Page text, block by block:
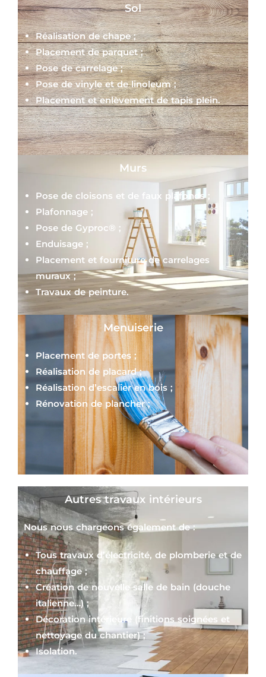
Sol
Réalisation de chape ;
Placement de parquet ;
Pose de carrelage ;
Pose de vinyle et de linoleum ;
Placement et enlèvement de tapis plein.
Murs
Pose de cloisons et de faux plafonds ;
Plafonnage ;
Pose de Gyproc® ;
Enduisage ;
Placement et fourniture de carrelages
muraux ;
Travaux de peinture.
Menuiserie
Placement de portes ;
Réalisation de placard ;
Réalisation d’escalier en bois ;
Rénovation de plancher ;
Autres travaux intérieurs
Nous nous chargeons également de :
Tous travaux d’électricité, de plomberie et de
chauffage ;
Création de nouvelle salle de bain (douche
italienne…) ;
Décoration intérieure (finitions soignées et
nettoyage du chantier) ;
Isolation.